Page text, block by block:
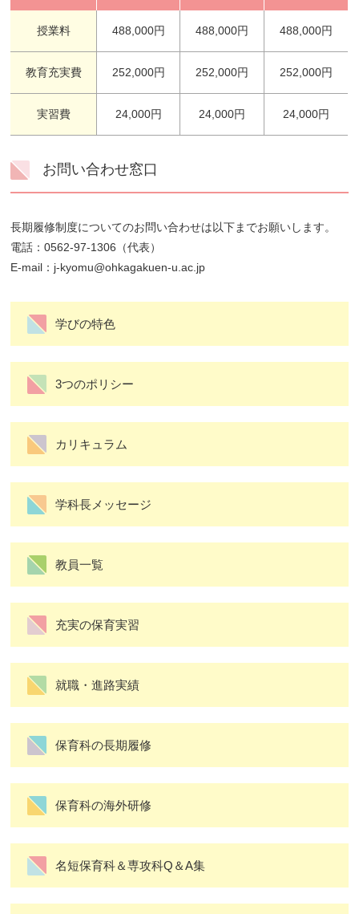
授業料 488,000円 488,000円 488,000円
教育充実費 252,000円 252,000円 252,000円
実習費 24,000円 24,000円 24,000円
お問い合わせ窓口
長期履修制度についてのお問い合わせは以下までお願いします。
電話：0562-97-1306（代表）
E-mail：j-kyomu@ohkagakuen-u.ac.jp
学びの特色
3つのポリシー
カリキュラム
学科長メッセージ
教員一覧
充実の保育実習
就職・進路実績
保育科の長期履修
保育科の海外研修
名短保育科＆専攻科Q＆A集